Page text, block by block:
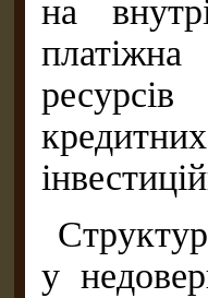
на
у